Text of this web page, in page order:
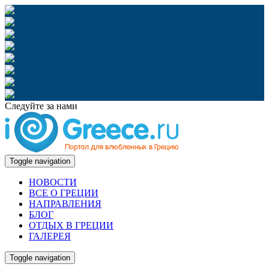
Следуйте за нами
Toggle navigation
НОВОСТИ
ВСЕ О ГРЕЦИИ
НАПРАВЛЕНИЯ
БЛОГ
ОТДЫХ В ГРЕЦИИ
ГАЛЕРЕЯ
Toggle navigation